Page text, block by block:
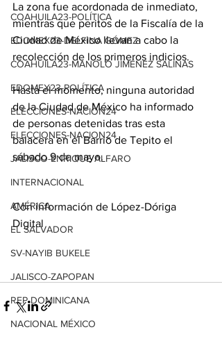
COAHUILA23-POLÍTICA
EDOMEX23-DELFINA GÓMEZ
COAHUILA23-MANOLO JIMÉNEZ SALINAS
EDOMEX23-POLÍTICA
ELECCIONES-NACION24
ELECCIONES-NACION24
JALISCO-ENRIQUE ALFARO
INTERNACIONAL
AMÉRICA
EL SALVADOR
SV-NAYIB BUKELE
JALISCO-ZAPOPAN
REP DOMINICANA
NACIONAL MÉXICO
La zona fue acordonada de inmediato,
mientras que peritos de la Fiscalía de la
Ciudad de México llevan a cabo la
recolección de los primeros indicios.
Hasta el momento, ninguna autoridad
de la Ciudad de México ha informado
de personas detenidas tras esta
balacera en el Barrio de Tepito el
sábado 9 de mayo.
Con información de López-Dóriga
Digital